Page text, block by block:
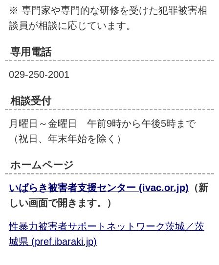
※ 専門家や専門的な研修を受けた犯罪被害相
談員が相談に応じています。
専用電話
029-250-2001
相談受付
月曜日～金曜日 午前9時から午後5時まで
（祝日、年末年始を除く）
ホームページ
いばらき被害者支援センター (ivac.or.jp) （新
しい画面で開きます。）
性暴力被害者サポートネットワーク茨城／茨
城県 (pref.ibaraki.jp)